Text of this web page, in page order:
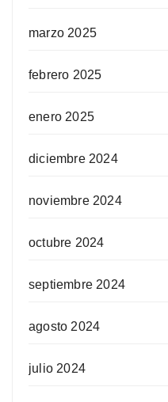
marzo 2025
febrero 2025
enero 2025
diciembre 2024
noviembre 2024
octubre 2024
septiembre 2024
agosto 2024
julio 2024